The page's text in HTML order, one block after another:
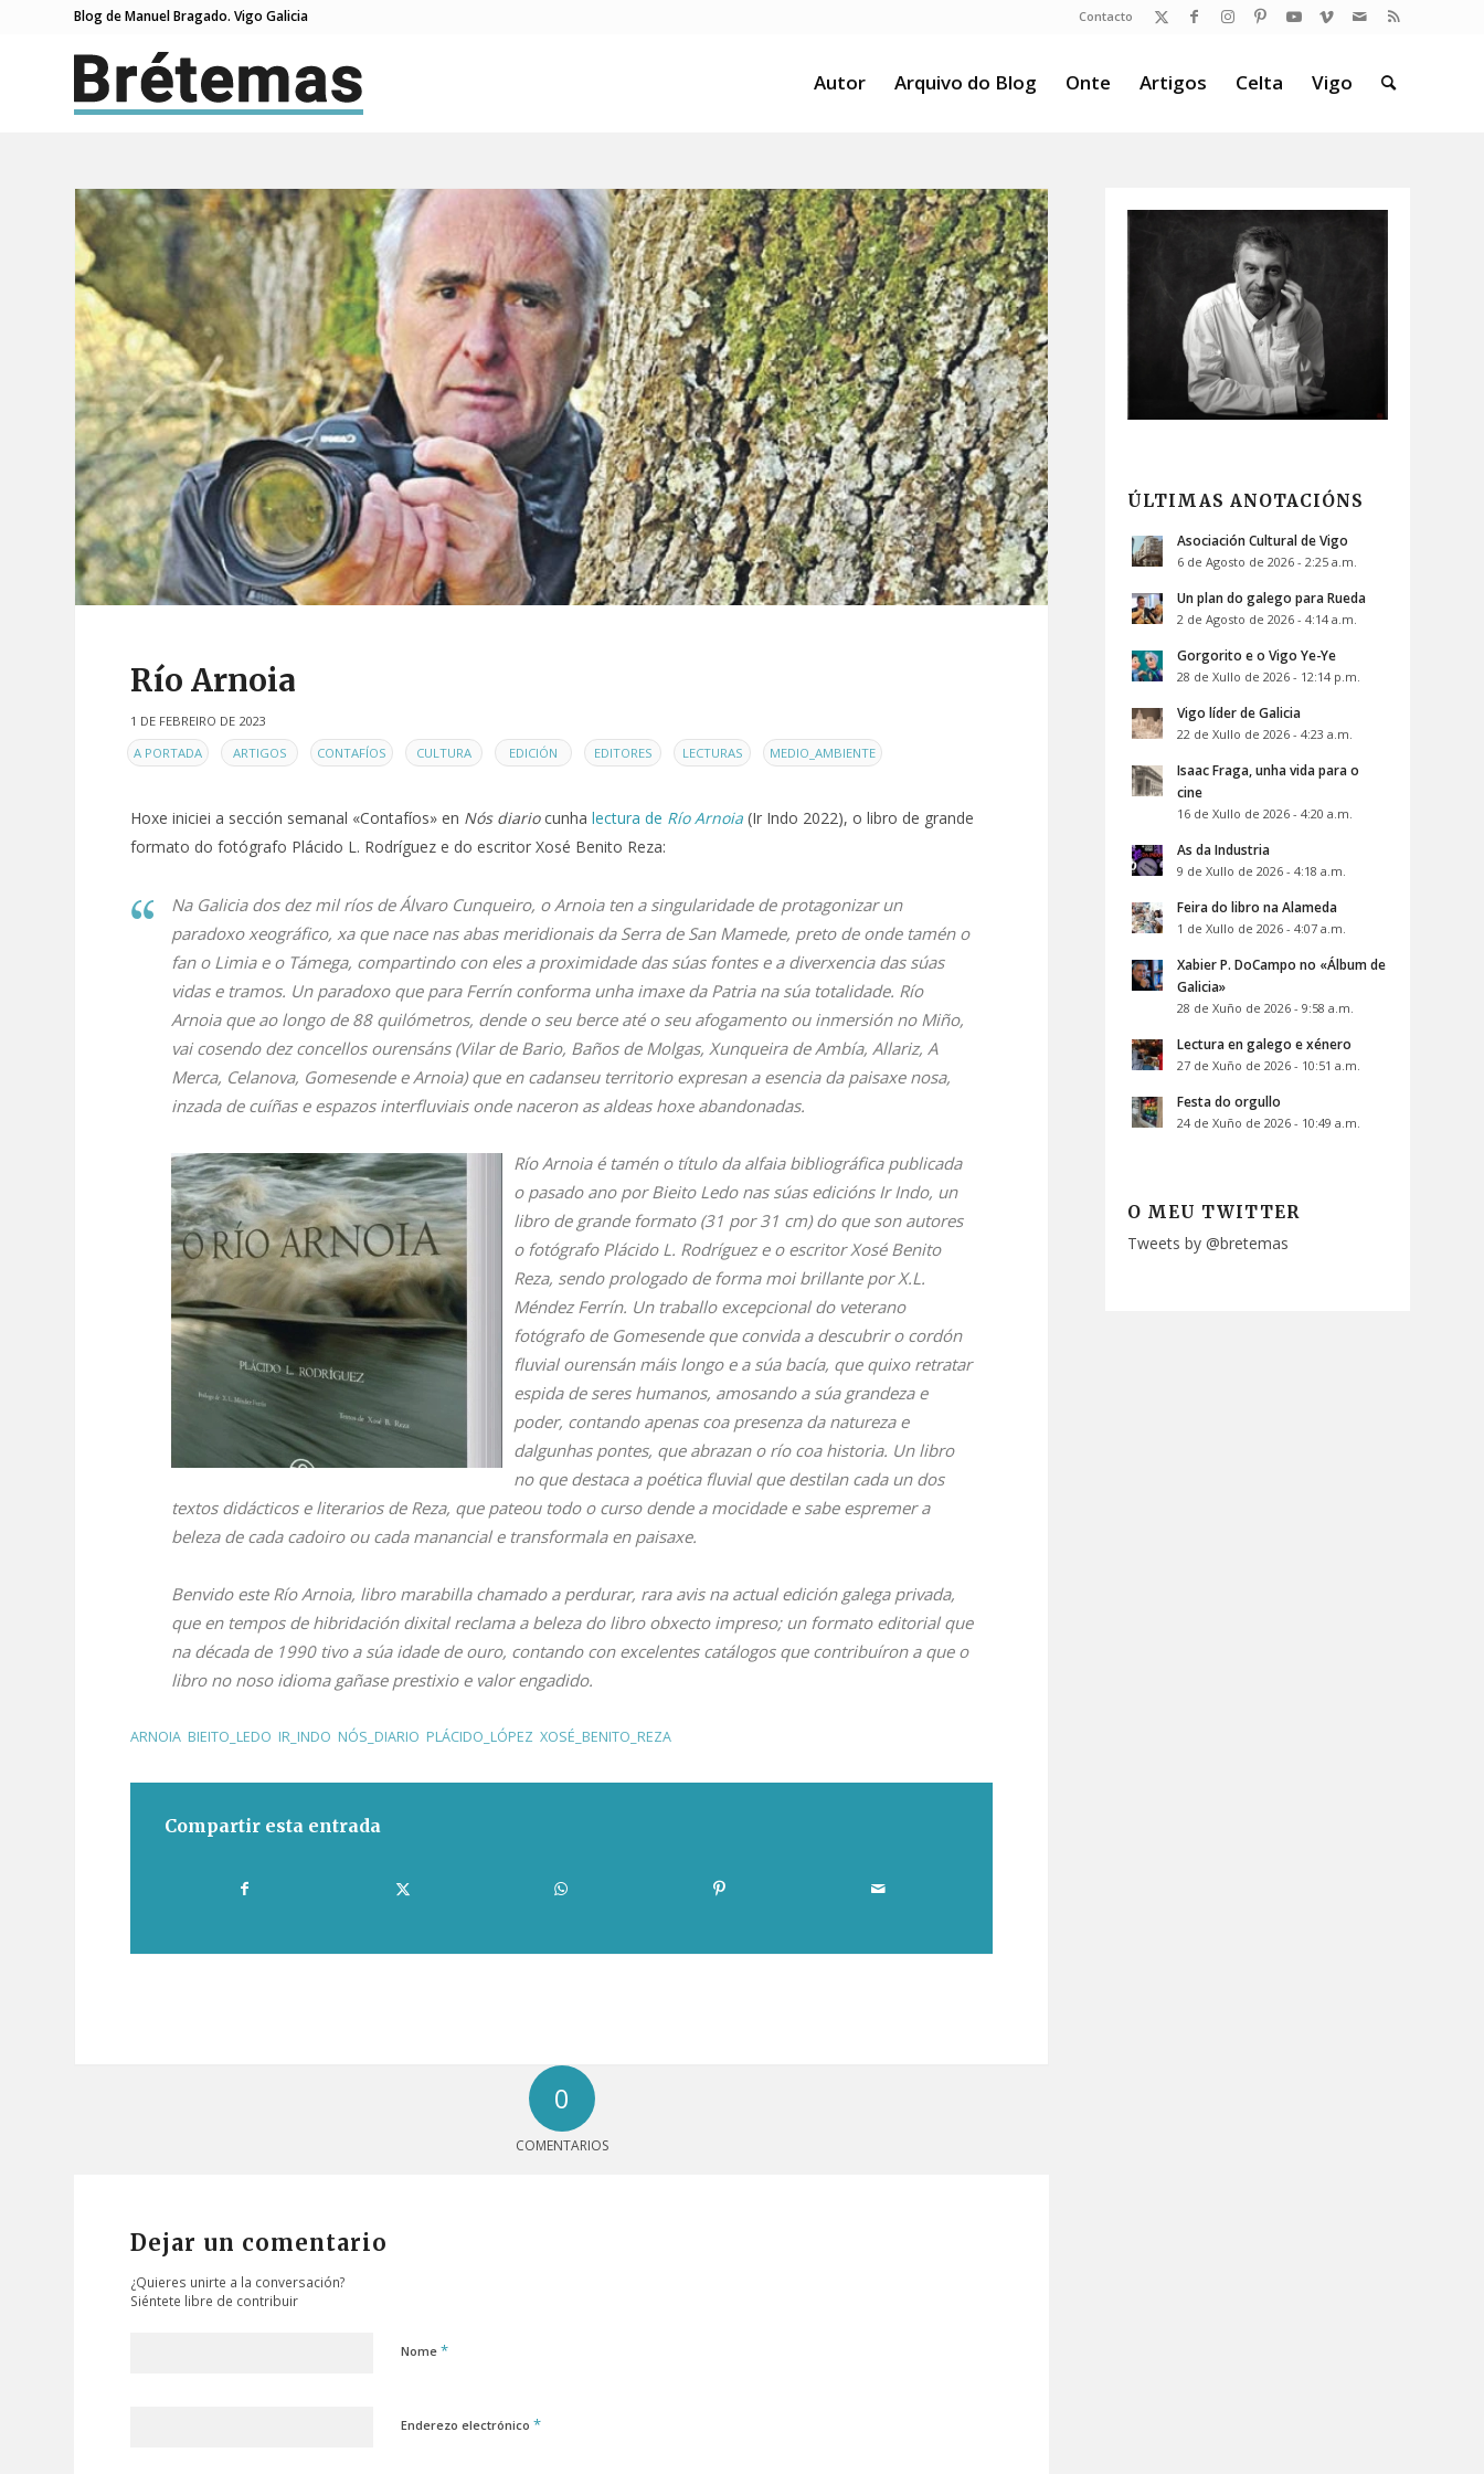
Contacto
Blog de Manuel Bragado. Vigo Galicia
Autor Arquivo do Blog Onte Artigos Celta Vigo
Río Arnoia
1 DE FEBREIRO DE 2023
ENA PORTADA ARTIGOS CONTAFÍOS CULTURA EDICIÓN EDITORES LECTURAS MEDIO_AMBIENTE
Hoxe iniciei a sección semanal «Contafíos» en Nós diariocunha lectura de Río Arnoia (Ir Indo 2022), o libro de grande
formato do fotógrafo Plácido L. Rodríguez e do escritor Xosé Benito Reza:
Na Galicia dos dez mil ríos de Álvaro Cunqueiro, o Arnoia ten a singularidade de protagonizar un
paradoxo xeográfico, xa que nace nas abas meridionais da Serra de San Mamede, preto de onde tamén o
fan o Limia e o Támega, compartindo con eles a proximidade das súas fontes e a diverxencia das súas
vidas e tramos. Un paradoxo que para Ferrín conforma unha imaxe da Patria na súa totalidade. Río
Arnoia que ao longo de 88 quilómetros, dende o seu berce até o seu afogamento ou inmersión no Miño,
vai cosendo dez concellos ourensáns (Vilar de Bario, Baños de Molgas, Xunqueira de Ambía, Allariz, A
Merca, Celanova, Gomesende e Arnoia) que en cadanseu territorio expresan a esencia da paisaxe nosa,
inzada de cuíñas e espazos interfluviais onde naceron as aldeas hoxe abandonadas.
Río Arnoiaé tamén o título da alfaia bibliográfica publicada
o pasado ano por Bieito Ledo nas súas edicións Ir Indo, un
libro de grande formato (31 por 31 cm) do que son autores
o fotógrafo Plácido L. Rodríguez e o escritor Xosé Benito
Reza, sendo prologado de forma moi brillante por X.L.
Méndez Ferrín. Un traballo excepcional do veterano
fotógrafo de Gomesende que convida a descubrir o cordón
fluvial ourensán máis longo e a súa bacía, que quixo retratar
espida de seres humanos, amosando a súa grandeza e
poder, contando apenas coa presenza da natureza e
dalgunhas pontes, que abrazan o río coa historia. Un libro
no que destaca a poética fluvial que destilan cada un dos
textos didácticos e literarios de Reza, que pateou todo o curso dende a mocidade e sabe espremer a
beleza de cada cadoiro ou cada manancial e transformala en paisaxe.
Benvido este Río Arnoia, libro marabilla chamado a perdurar, rara avisna actual edición galega privada,
que en tempos de hibridación dixital reclama a beleza do libro obxecto impreso; un formato editorial que
na década de 1990 tivo a súa idade de ouro, contando con excelentes catálogos que contribuíron a que o
libro no noso idioma gañase prestixio e valor engadido.
ARNOIA BIEITO_LEDO IR_INDO NÓS_DIARIO PLÁCIDO_LÓPEZ XOSÉ_BENITO_REZA
Compartir esta entrada
0
COMENTARIOS
Dejar un comentario
¿Quieres unirte a la conversación?
Siéntete libre de contribuir
Nome *
Enderezo electrónico *
ÚLTIMAS ANOTACIÓNS
Asociación Cultural de Vigo
6 de Agosto de 2026 - 2:25 a.m.
Un plan do galego para Rueda
2 de Agosto de 2026 - 4:14 a.m.
Gorgorito e o Vigo Ye-Ye
28 de Xullo de 2026 - 12:14 p.m.
Vigo líder de Galicia
22 de Xullo de 2026 - 4:23 a.m.
Isaac Fraga, unha vida para o
cine
16 de Xullo de 2026 - 4:20 a.m.
As da Industria
9 de Xullo de 2026 - 4:18 a.m.
Feira do libro na Alameda
1 de Xullo de 2026 - 4:07 a.m.
Xabier P. DoCampo no «Álbum de
Galicia»
28 de Xuño de 2026 - 9:58 a.m.
Lectura en galego e xénero
27 de Xuño de 2026 - 10:51 a.m.
Festa do orgullo
24 de Xuño de 2026 - 10:49 a.m.
O MEU TWITTER
Tweets by @bretemas